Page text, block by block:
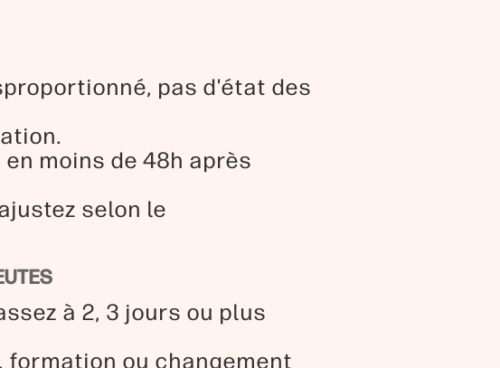
pas d'état des
moins de 48h après
selon le
à 2, 3 jours ou plus
formation ou changement